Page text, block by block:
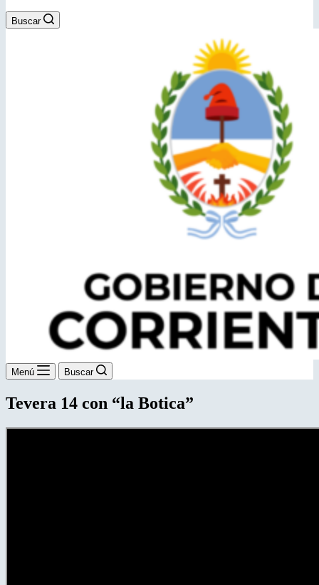
Buscar
Menú Buscar
Tevera 14 con “la Botica”